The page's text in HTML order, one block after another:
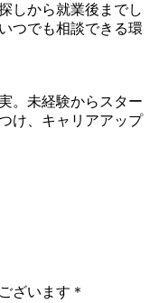
しから就業後までし
つでも相談できる環
。未経験からスター
け、キャリアアップ
ざいます＊